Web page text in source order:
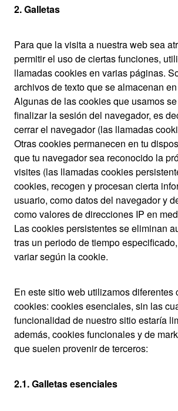
2. Galletas
Para que la visita a nuestra web sea
permitir el uso de ciertas funciones,
llamadas cookies en varias páginas.
archivos de texto que se almacenan
Algunas de las cookies que usamos
finalizar la sesión del navegador, es
cerrar el navegador (las llamadas
Otras cookies permanecen en tu
que tu navegador sea reconocido la
visites (las llamadas cookies
cookies, recogen y procesan cierta
usuario, como datos del navegador y
como valores de direcciones IP en
Las cookies persistentes se eliminan
tras un periodo de tiempo
variar según la cookie.
En este sitio web utilizamos diferentes
cookies: cookies esenciales, sin las
funcionalidad de nuestro sitio estaría
además, cookies funcionales y de
que suelen provenir de terceros:
2.1. Galletas esenciales